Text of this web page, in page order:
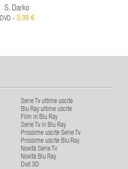
S. Darko
DVD - 3,99 €
Serie Tv ultime uscite
Blu Ray ultime uscite
Film in Blu Ray
Serie Tv in Blu Ray
Prossime uscite Serie Tv
Prossime uscite Blu Ray
Novità Serie Tv
Novità Blu Ray
Dvd 3D